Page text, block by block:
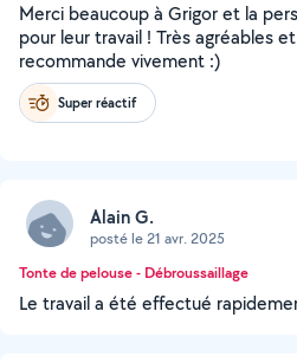
Merci beaucoup à Grigor et la
pour leur travail ! Très agréables
recommande vivement :)
Super réactif
Alain G.
posté le 21 avr. 2025
Tonte de pelouse - Débroussaillage
Le travail a été effectué